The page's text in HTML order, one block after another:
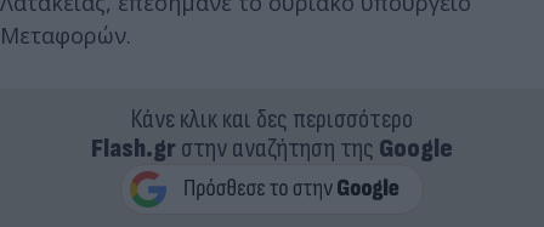
Μεταφορών.
Κάνε κλικ και δες περισσότερο
Flash.grστην αναζήτηση της Google